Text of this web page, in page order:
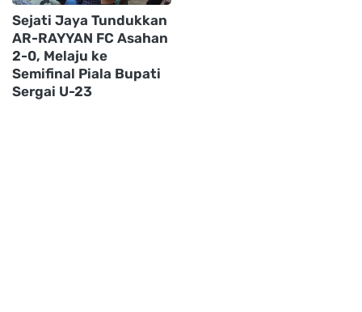
Sejati Jaya Tundukkan
AR-RAYYAN FC Asahan
2-0, Melaju ke
Semifinal Piala Bupati
Sergai U-23